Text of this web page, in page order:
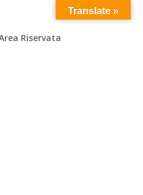
Riservata
Translate »